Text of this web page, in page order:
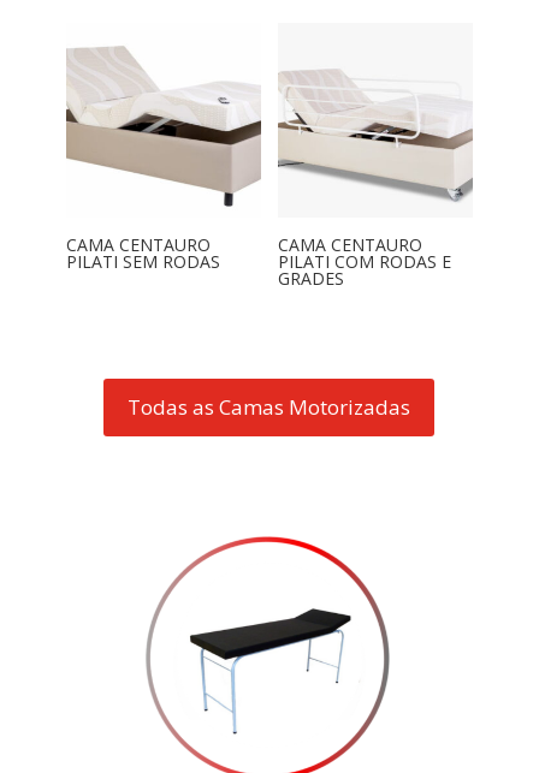
CAMA CENTAURO
PILATI SEM RODAS
CAMA CENTAURO
PILATI COM RODAS E
GRADES
Todas as Camas Motorizadas